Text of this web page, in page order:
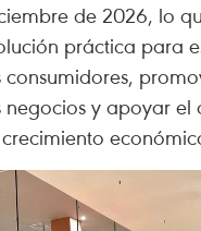
de 2026, lo
práctica para
y apoyar el